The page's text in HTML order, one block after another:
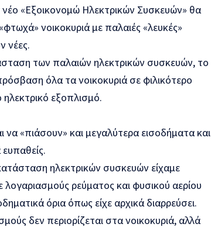
νέο «Εξοικονομώ Ηλεκτρικών Συσκευών» θα
νοικοκυριά με παλαιές «λευκές»
νέες.
των παλαιών ηλεκτρικών συσκευών, το
όλα τα νοικοκυριά σε φιλικότερο
εξοπλισμό.
να «πιάσουν» και μεγαλύτερα εισοδήματα και
ηλεκτρικών συσκευών είχαμε
λογαριασμούς ρεύματος και φυσικού αερίου
όρια όπως είχε αρχικά διαρρεύσει.
δεν περιορίζεται στα νοικοκυριά, αλλά